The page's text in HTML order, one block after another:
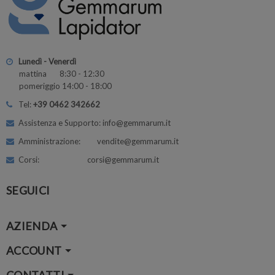
Lunedì - Venerdì
mattina 8:30 - 12:30
pomeriggio 14:00 - 18:00
Tel:+39 0462 342662
Assistenza e Supporto: info@gemmarum.it
Amministrazione: vendite@gemmarum.it
Corsi: corsi@gemmarum.it
SEGUICI
AZIENDA
ACCOUNT